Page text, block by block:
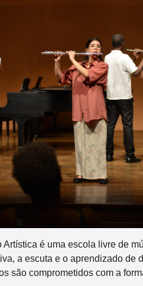
é uma escola livre de
a escuta e o aprendizado de
são comprometidos com a